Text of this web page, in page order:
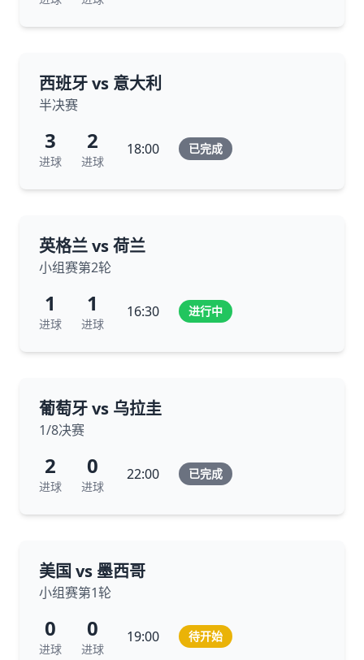
西班牙 vs 意大利
半决赛
3
进球
2
进球
18:00 已完成
英格兰 vs 荷兰
小组赛第2轮
1
进球
1
进球
16:30 进行中
葡萄牙 vs 乌拉圭
1/8决赛
2
进球
0
进球
22:00 已完成
美国 vs 墨西哥
小组赛第1轮
0
进球
0
进球
19:00 待开始